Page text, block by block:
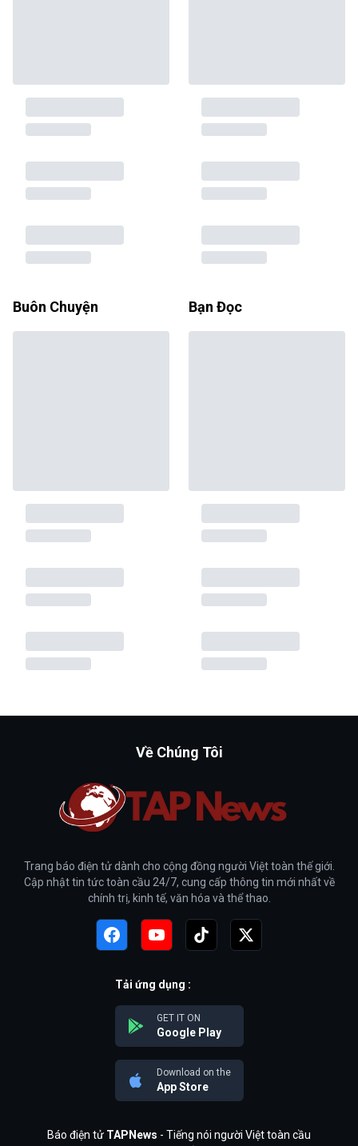
Buôn Chuyện Bạn Đọc
Về Chúng Tôi
Trang báo điện tử dành cho cộng đồng người Việt toàn thế giới.
Cập nhật tin tức toàn cầu 24/7, cung cấp thông tin mới nhất về
chính trị, kinh tế, văn hóa và thể thao.
Tải ứng dụng :
GET IT ON
Google Play
Download on the
App Store
Báo điện tử TAPNews - Tiếng nói người Việt toàn cầu